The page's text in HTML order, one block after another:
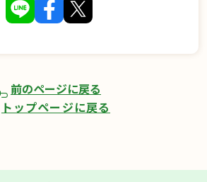
前のページに戻る
トップページに戻る